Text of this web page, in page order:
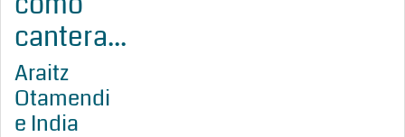
cantera...
Araitz
Otamendi
e India